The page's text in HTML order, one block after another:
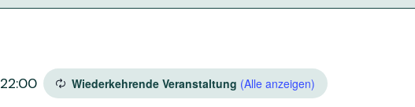
22:00 Wiederkehrende Veranstaltung (Alle anzeigen)